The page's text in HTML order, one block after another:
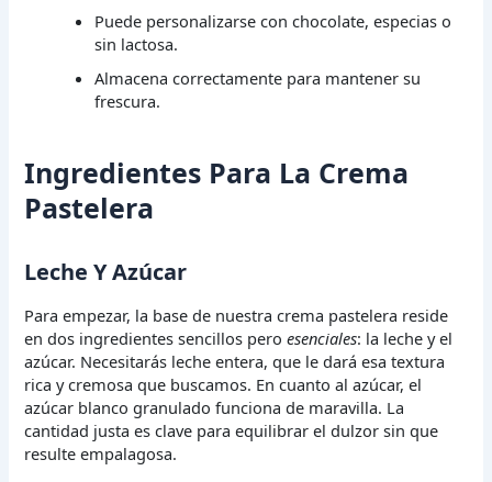
Puede personalizarse con chocolate, especias o
sin lactosa.
Almacena correctamente para mantener su
frescura.
Ingredientes Para La Crema
Pastelera
Leche Y Azúcar
Para empezar, la base de nuestra crema pastelera reside
en dos ingredientes sencillos peroesenciales: la leche y el
azúcar. Necesitarás leche entera, que le dará esa textura
rica y cremosa que buscamos. En cuanto al azúcar, el
azúcar blanco granulado funciona de maravilla. La
cantidad justa es clave para equilibrar el dulzor sin que
resulte empalagosa.